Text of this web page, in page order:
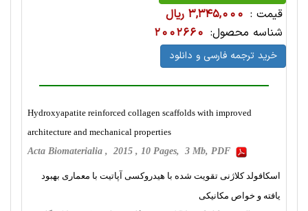
قیمت : 3,345,000 ریال
شناسه محصول: 2002660
خرید ترجمه فارسی و دانلود
Hydroxyapatite reinforced collagen scaffolds with improved
architecture and mechanical properties
Acta Biomaterialia , 2015 , 10 Pages, 3 Mb, PDF
اسکافولد کلاژنی تقویت شده با هیدروکسی آپاتیت با معماری بهبود
یافته و خواص مکانیکی